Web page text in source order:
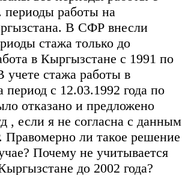
периоды работы на
В СФР внесли
стажа только до
в Кыргызстане с 1991 по
учете стажа работы в
период с 12.03.1992 года по
отказано и предложено
, если я не согласна с данным
ли такое решение
Почему не учитывается
до 2002 года?